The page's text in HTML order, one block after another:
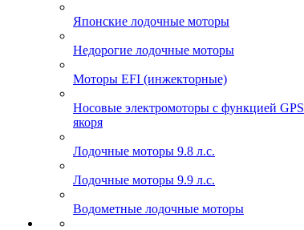
Японские лодочные моторы
Недорогие лодочные моторы
Моторы EFI (инжекторные)
Носовые электромоторы с функцией GPS
якоря
Лодочные моторы 9.8 л.с.
Лодочные моторы 9.9 л.с.
Водометные лодочные моторы